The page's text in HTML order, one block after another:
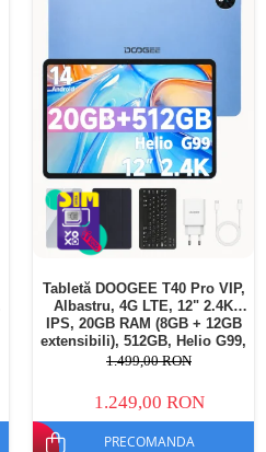
Tabletă DOOGEE T40 Pro VIP,
Albastru, 4G LTE, 12" 2.4K
IPS, 20GB RAM (8GB + 12GB
extensibili), 512GB, Helio G99,
10800mAh, 33W, Android 14,
1.499,00 RON
1.249,00 RON
PRECOMANDA